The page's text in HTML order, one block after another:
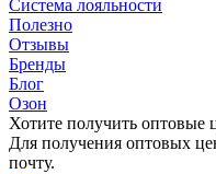
Система лояльности
Полезно
Отзывы
Бренды
Блог
Озон
Хотите получить оптовые
Для получения оптовых
почту.